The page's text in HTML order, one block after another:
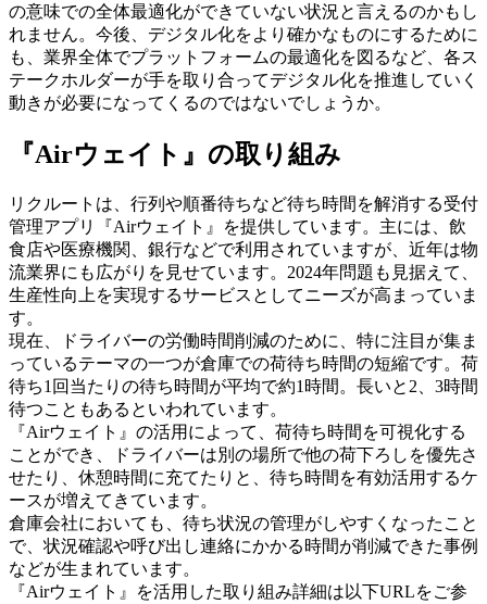
の意味での全体最適化ができていない状況と言えるのかもし
れません。今後、デジタル化をより確かなものにするために
も、業界全体でプラットフォームの最適化を図るなど、各ス
テークホルダーが手を取り合ってデジタル化を推進していく
動きが必要になってくるのではないでしょうか。
『Airウェイト』の取り組み
リクルートは、行列や順番待ちなど待ち時間を解消する受付
管理アプリ『Airウェイト』を提供しています。主には、飲
食店や医療機関、銀行などで利用されていますが、近年は物
流業界にも広がりを見せています。2024年問題も見据えて、
生産性向上を実現するサービスとしてニーズが高まっていま
す。
現在、ドライバーの労働時間削減のために、特に注目が集ま
っているテーマの一つが倉庫での荷待ち時間の短縮です。荷
待ち1回当たりの待ち時間が平均で約1時間。長いと2、3時間
待つこともあるといわれています。
『Airウェイト』の活用によって、荷待ち時間を可視化する
ことができ、ドライバーは別の場所で他の荷下ろしを優先さ
せたり、休憩時間に充てたりと、待ち時間を有効活用するケ
ースが増えてきています。
倉庫会社においても、待ち状況の管理がしやすくなったこと
で、状況確認や呼び出し連絡にかかる時間が削減できた事例
などが生まれています。
『Airウェイト』を活用した取り組み詳細は以下URLをご参